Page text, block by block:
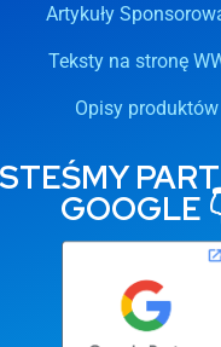
Artykuły
Teksty na stronę
Opisy produktów
GOOGLE